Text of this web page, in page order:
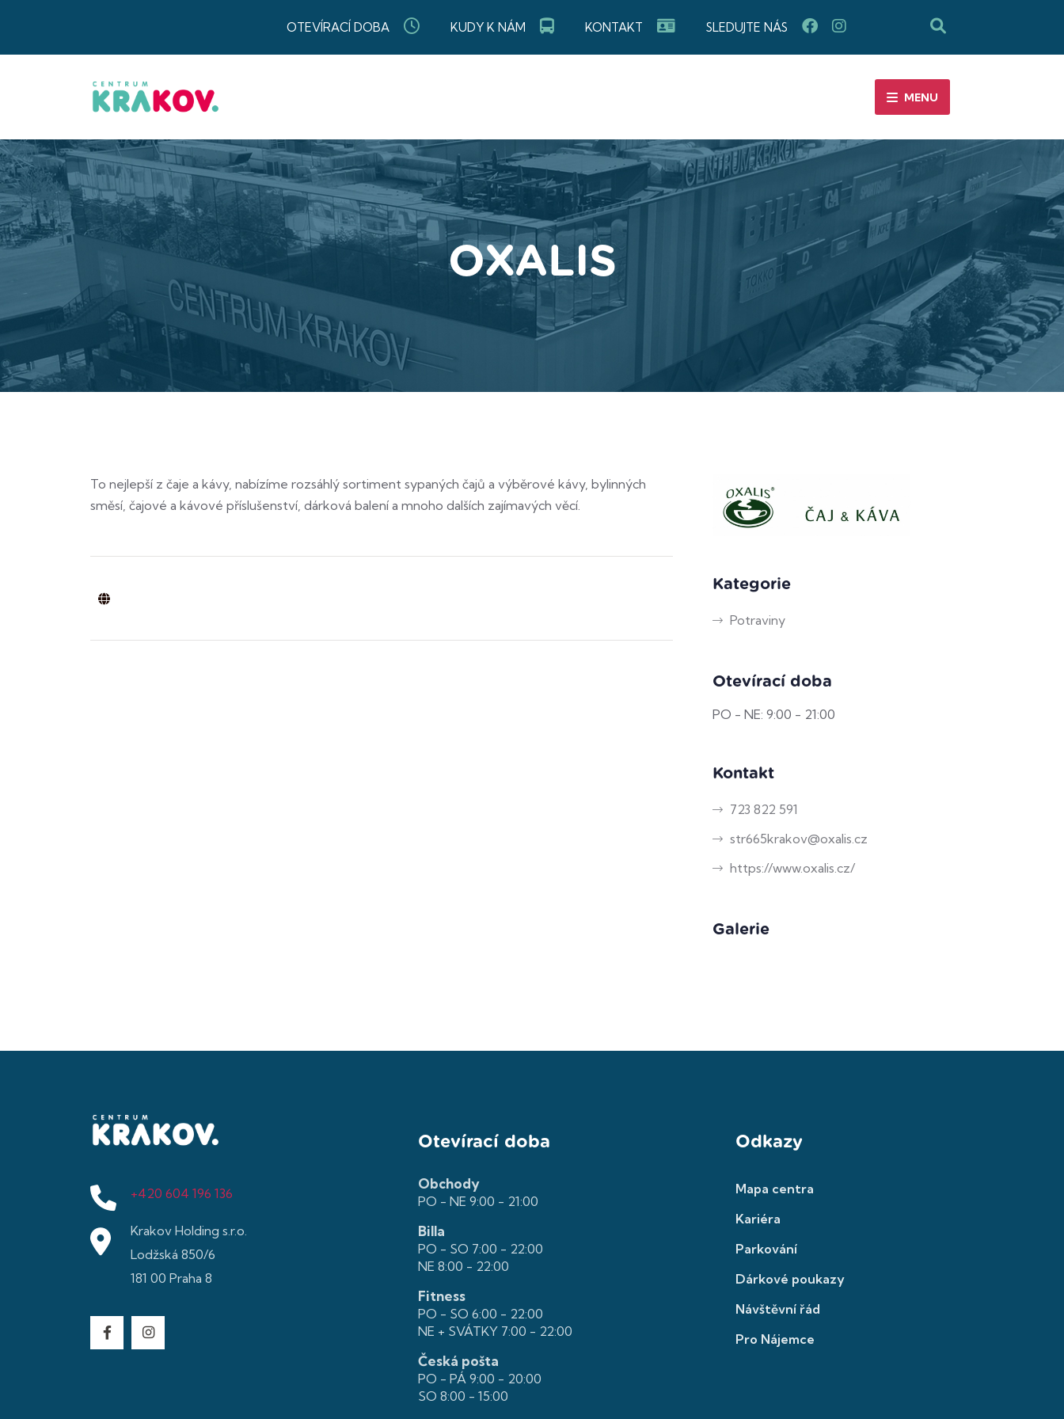
OTEVÍRACÍ DOBA KUDY K NÁM KONTAKT SLEDUJTE NÁS
MENU
OXALIS
To nejlepší z čaje a kávy, nabízíme rozsáhlý sortiment sypaných čajů a výběrové kávy, bylinných
směsí, čajové a kávové příslušenství, dárková balení a mnoho dalších zajímavých věcí.
Kategorie
Potraviny
Otevírací doba
PO - NE: 9:00 - 21:00
Kontakt
723 822 591
str665krakov@oxalis.cz
https://www.oxalis.cz/
Galerie
+420 604 196 136
Krakov Holding s.r.o.
Lodžská 850/6
181 00 Praha 8
Otevírací doba
Obchody
PO - NE 9:00 - 21:00
Billa
PO - SO 7:00 - 22:00
NE 8:00 - 22:00
Fitness
PO - SO 6:00 - 22:00
NE + SVÁTKY 7:00 - 22:00
Česká pošta
PO - PÁ 9:00 - 20:00
SO 8:00 - 15:00
Odkazy
Mapa centra
Kariéra
Parkování
Dárkové poukazy
Návštěvní řád
Pro Nájemce